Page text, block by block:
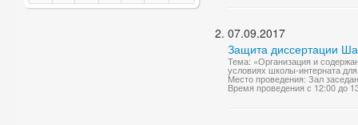
07.09.2017
Защита диссертации
Тема: «Организация и
условиях школы-интерната
Место проведения: Зал
Время проведения с 12:00 до